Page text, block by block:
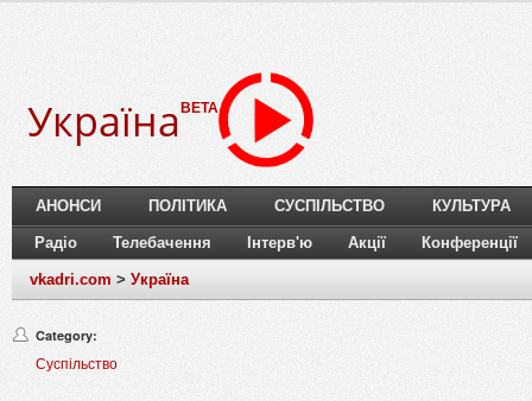
Україна BETA
АНОНСИ ПОЛІТИКА СУСПІЛЬСТВО КУЛЬТУРА
Радіо Телебачення Інтерв'ю Акції Конференції
vkadri.com > Україна
Category:
Суспільство